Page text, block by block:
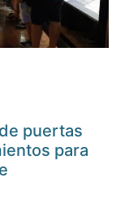
puertas
para